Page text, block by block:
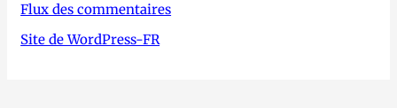
Flux des commentaires
Site de WordPress-FR